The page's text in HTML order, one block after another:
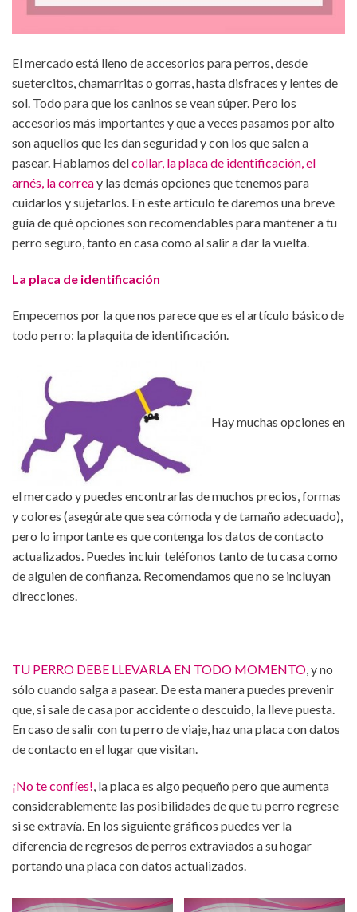
El mercado está lleno de accesorios para perros, desde
suetercitos, chamarritas o gorras, hasta disfraces y lentes de
sol. Todo para que los caninos se vean súper. Pero los
accesorios más importantes y que a veces pasamos por alto
son aquellos que les dan seguridad y con los que salen a
pasear. Hablamos delcollar, la placa de identificación, el
arnés, la correay las demás opciones que tenemos para
cuidarlos y sujetarlos. En este artículo te daremos una breve
guía de qué opciones son recomendables para mantener a tu
perro seguro, tanto en casa como al salir a dar la vuelta.
La placa de identificación
Empecemos por la que nos parece que es el artículo básico de
todo perro: la plaquita de identificación.
Hay muchas opciones en
el mercado y puedes encontrarlas de muchos precios, formas
y colores (asegúrate que sea cómoda y de tamaño adecuado),
pero lo importante es que contenga los datos de contacto
actualizados. Puedes incluir teléfonos tanto de tu casa como
de alguien de confianza. Recomendamos que no se incluyan
direcciones.
TU PERRO DEBE LLEVARLA EN TODO MOMENTO, y no
sólo cuando salga a pasear. De esta manera puedes prevenir
que, si sale de casa por accidente o descuido, la lleve puesta.
En caso de salir con tu perro de viaje, haz una placa con datos
de contacto en el lugar que visitan.
¡No te confíes! , la placa es algo pequeño pero que aumenta
considerablemente las posibilidades de que tu perro regrese
si se extravía. En los siguiente gráficos puedes ver la
diferencia de regresos de perros extraviados a su hogar
portando una placa con datos actualizados.